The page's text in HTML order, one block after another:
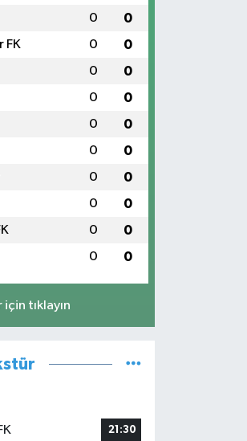
0 0
FK 0 0
0 0
0 0
0 0
0 0
0 0
0 0
0 0
0 0
tıklayın
21:30